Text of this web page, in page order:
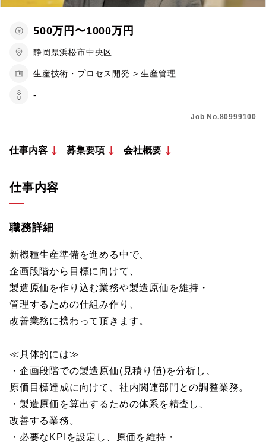
500万円〜1000万円
静岡県浜松市中央区
生産技術・プロセス開発 > 生産管理
-
Job No.80999100
仕事内容 募集要項 会社概要
仕事内容
職務詳細
新機種生産準備を進める中で、
企画段階から目標に向けて、
製造原価を作り込む業務や製造原価を維持・
管理するための仕組み作り、
改善業務に携わって頂きます。
≪具体的には≫
・企画段階での製造原価(見積り値)を分析し、
原価目標達成に向けて、社内関連部門との調整業務。
・製造原価を算出するための体系を精査し、
改善する業務。
・必要なKPIを設定し、原価を維持・